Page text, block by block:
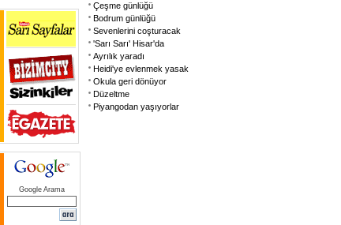
Google Arama
Çeşme günlüğü
Bodrum günlüğü
Sevenlerini coşturacak
'Sarı Sarı' Hisar'da
Ayrılık yaradı
Heidi'ye evlenmek yasak
Okula geri dönüyor
Düzeltme
Piyangodan yaşıyorlar